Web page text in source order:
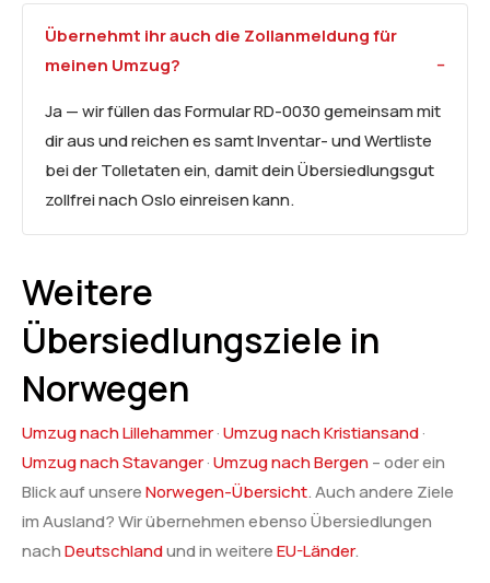
Übernehmt ihr auch die Zollanmeldung für
meinen Umzug?
Ja — wir füllen das Formular RD-0030 gemeinsam mit
dir aus und reichen es samt Inventar- und Wertliste
bei der Tolletaten ein, damit dein Übersiedlungsgut
zollfrei nach Oslo einreisen kann.
Weitere
Übersiedlungsziele in
Norwegen
Umzug nach Lillehammer·Umzug nach Kristiansand·
Umzug nach Stavanger·Umzug nach Bergen– oder ein
Blick auf unsereNorwegen-Übersicht. Auch andere Ziele
im Ausland? Wir übernehmen ebenso Übersiedlungen
nachDeutschlandund in weitereEU-Länder.